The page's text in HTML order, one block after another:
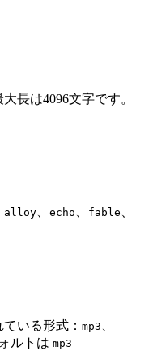
長は4096文字です。
alloy、 echo 、 fable 、
いる形式： mp3
ルトは mp3